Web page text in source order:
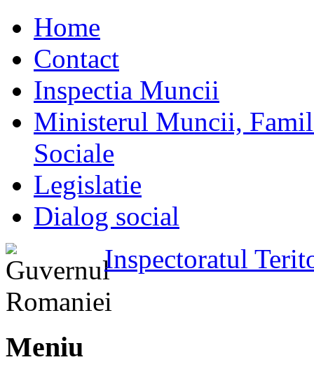
Home
Contact
Inspectia Muncii
Ministerul Muncii,
Sociale
Legislatie
Dialog social
Inspectoratul
Meniu